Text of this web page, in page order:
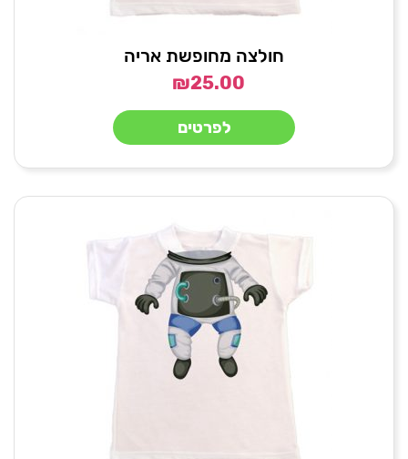
חולצה מחופשת אריה
₪25.00
לפרטים